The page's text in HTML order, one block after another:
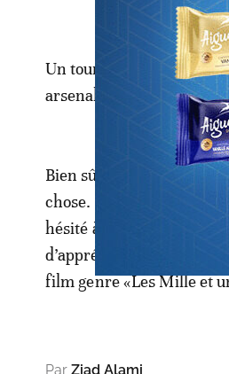
Un tournage pour lequel
arsenal de guerre, dont
Bien sûr, cette mission
chose. Hier samedi était
hésité à faire le
d’apprécier la haute
film genre «Les Mille et
Par Ziad Alami